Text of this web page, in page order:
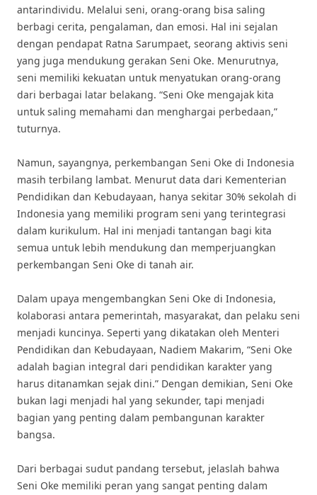
antarindividu. Melalui seni, orang-orang bisa saling
berbagi cerita, pengalaman, dan emosi. Hal ini sejalan
dengan pendapat Ratna Sarumpaet, seorang aktivis seni
yang juga mendukung gerakan Seni Oke. Menurutnya,
seni memiliki kekuatan untuk menyatukan orang-orang
dari berbagai latar belakang. “Seni Oke mengajak kita
untuk saling memahami dan menghargai perbedaan,”
tuturnya.
Namun, sayangnya, perkembangan Seni Oke di Indonesia
masih terbilang lambat. Menurut data dari Kementerian
Pendidikan dan Kebudayaan, hanya sekitar 30% sekolah di
Indonesia yang memiliki program seni yang terintegrasi
dalam kurikulum. Hal ini menjadi tantangan bagi kita
semua untuk lebih mendukung dan memperjuangkan
perkembangan Seni Oke di tanah air.
Dalam upaya mengembangkan Seni Oke di Indonesia,
kolaborasi antara pemerintah, masyarakat, dan pelaku seni
menjadi kuncinya. Seperti yang dikatakan oleh Menteri
Pendidikan dan Kebudayaan, Nadiem Makarim, “Seni Oke
adalah bagian integral dari pendidikan karakter yang
harus ditanamkan sejak dini.” Dengan demikian, Seni Oke
bukan lagi menjadi hal yang sekunder, tapi menjadi
bagian yang penting dalam pembangunan karakter
bangsa.
Dari berbagai sudut pandang tersebut, jelaslah bahwa
Seni Oke memiliki peran yang sangat penting dalam